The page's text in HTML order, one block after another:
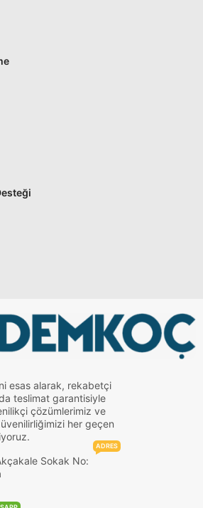
esas alarak, rekabetçi
teslimat garantisiyle
çözümlerimiz ve
her geçen
Sokak No:
ADRES